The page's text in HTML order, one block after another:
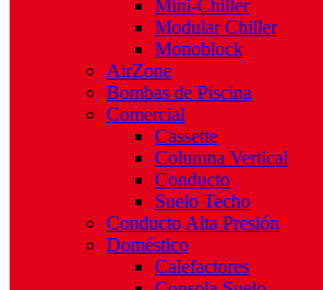
Mini-Chiller
Modular Chiller
Monoblock
AirZone
Bombas de Piscina
Comercial
Cassette
Columna Vertical
Conducto
Suelo Techo
Conducto Alta Presión
Doméstico
Calefactores